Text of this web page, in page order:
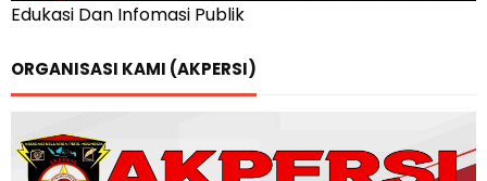
Edukasi Dan Infomasi Publik
ORGANISASI KAMI (AKPERSI)